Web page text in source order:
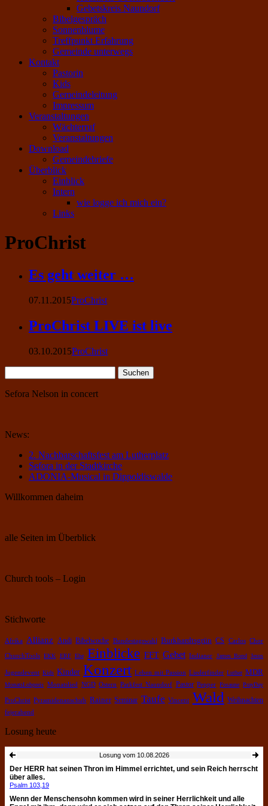
Gebetskreis Naundorf
Bibelgespräch
Sonnenblume
Treffpunkt Erfahrung
Gemeinde unterwegs
Kontakt
Pastorin
Kids
Gemeindeleitung
Impressum
Veranstaltungen
Wächterruf
Veranstaltungen
Download
Gemeindebriefe
Überblick
Einblick
Intern
wie logge ich mich ein?
Links
ProChrist
Es geht weiter …
07.11.2015ProChrist
ProChrist LIVE ist live
03.10.2015ProChrist
nach:
Sefora Nelson in concert
News:
2. Nachbarschaftsfest am Lutherplatz
Sefora in der Stadtkirche
ADONIA-Musical in Dippoldiswalde
Willkommen daheim
alle Seiten im Überblick
Church tools – Login
Stichworte
Afrika Allianz Andi Bibelwoche Bundestagswahl Burkhardtsgrün CS Carlos Chor
ChurchTools EKK ERF Ehe Einblicke FFT Gebet Indianer James Bond Jesus
Jugendevent Kids Kinder Konzert Leben mit Passion Liederfinder Luther MDR
MonatsLobpreis Monatslied NGD Ostern Parkfest Naundorf Pastor Pepper Posaune PrayDay
ProChrist Pyramidenanschub Rainer Seminar Taufe Vincent Wald Weihnachten
fejerabend
Losung heute